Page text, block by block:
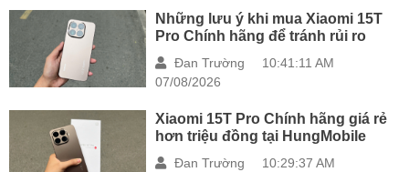
Những lưu ý khi mua Xiaomi 15T
Pro Chính hãng để tránh rủi ro
Đan Trường
10:41:11 AM
07/08/2026
Xiaomi 15T Pro Chính hãng giá rẻ
hơn triệu đồng tại HungMobile
Đan Trường
10:29:37 AM